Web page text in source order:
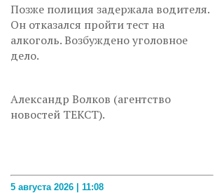
Позже полиция задержала водителя.
Он отказался пройти тест на
алкоголь. Возбуждено уголовное
дело.
Александр Волков (агентство
новостей ТЕКСТ).
5 августа 2026 | 11:08